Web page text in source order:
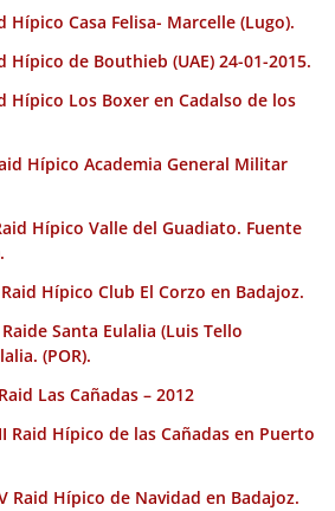
Hípico Casa Felisa- Marcelle (Lugo).
Hípico de Bouthieb (UAE) 24-01-2015.
Hípico Los Boxer en Cadalso de los
Hípico Academia General Militar
Hípico Valle del Guadiato. Fuente
Hípico Club El Corzo en Badajoz.
Santa Eulalia (Luis Tello
(POR).
Las Cañadas – 2012
Raid Hípico de las Cañadas en Puerto
Raid Hípico de Navidad en Badajoz.